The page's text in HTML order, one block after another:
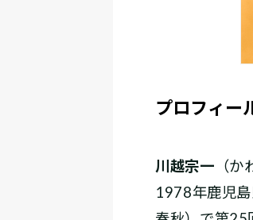
プロフィー
川越宗一 （
1978年鹿児